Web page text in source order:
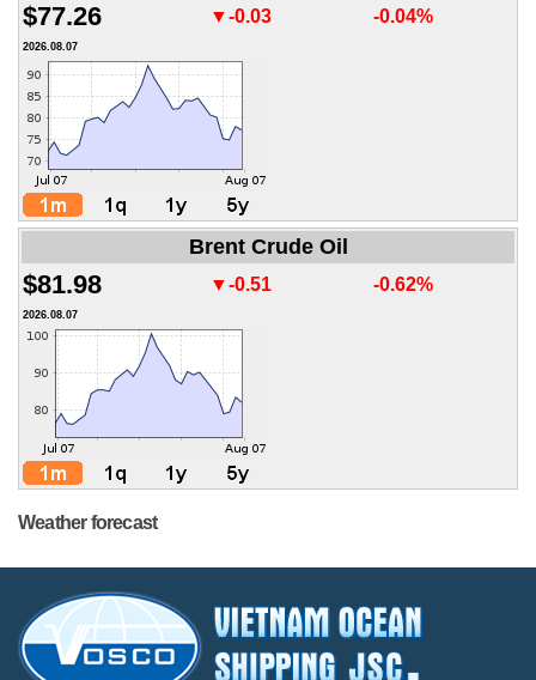
$77.26 ▼-0.03 -0.04%
2026.08.07
Brent Crude Oil
$81.98 ▼-0.51 -0.62%
2026.08.07
Weather forecast